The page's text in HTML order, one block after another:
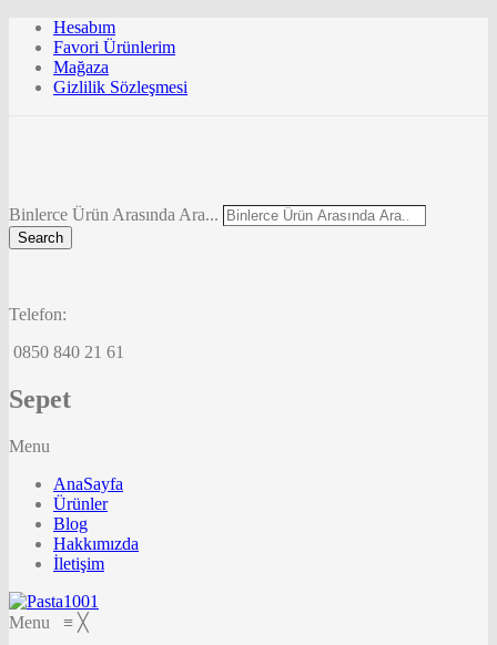
Hesabım
Favori Ürünlerim
Mağaza
Gizlilik Sözleşmesi
Binlerce Ürün Arasında Ara...
Search
Telefon:
0850 840 21 61
Sepet
Menu
AnaSayfa
Ürünler
Blog
Hakkımızda
İletişim
Menu ≡ ╳